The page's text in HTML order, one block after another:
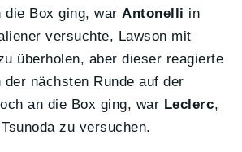
die Box ging, warAntonelli in
versuchte, Lawson mit
überholen, aber dieser reagierte
nächsten Runde auf der
an die Box ging, war Leclerc,
zu versuchen.